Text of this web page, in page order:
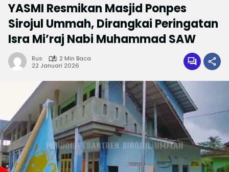
YASMI Resmikan Masjid Ponpes
Sirojul Ummah, Dirangkai Peringatan
Isra Mi’raj Nabi Muhammad SAW
Rus
2 Min Baca
22 Januari 2026